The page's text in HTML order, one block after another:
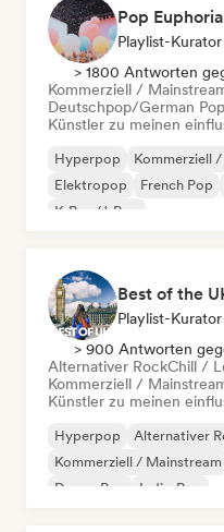
Pop Euphoria
Playlist-Kurator
> 1800 Antworten
Kommerziell /
Deutschpop/German Pop
Künstler zu meinen
Hyperpop Kommerziell
Elektropop
French Pop
K-Pop/J-Pop
Best of the
Playlist-Kurator
> 900 Antworten
Alternativer RockChill /
Kommerziell /
Künstler zu meinen
Hyperpop Alternativer
Kommerziell / Mainstream
Dream Pop
Indie-Pop